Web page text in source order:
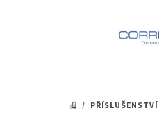
DOMŮ
/ PŘÍSLUŠENSTVÍ